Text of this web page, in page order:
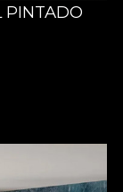
PINTADO